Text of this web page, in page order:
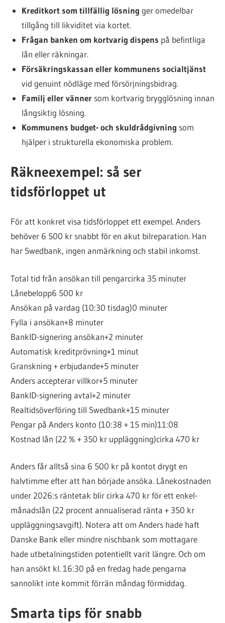
Kreditkort som tillfällig lösning ger omedelbar
tillgång till likviditet via kortet.
Frågan banken om kortvarig dispens på befintliga
lån eller räkningar.
Försäkringskassan eller kommunens socialtjänst
vid genuint nödläge med försörjningsbidrag.
Familj eller vännersom kortvarig brygglösning innan
långsiktig lösning.
Kommunens budget- och skuldrådgivning som
hjälper i strukturella ekonomiska problem.
Räkneexempel: så ser
tidsförloppet ut
För att konkret visa tidsförloppet ett exempel. Anders
behöver 6 500 kr snabbt för en akut bilreparation. Han
har Swedbank, ingen anmärkning och stabil inkomst.
Total tid från ansökan till pengarcirka 35 minuter
Lånebelopp6 500 kr
Ansökan på vardag (10:30 tisdag)0 minuter
Fylla i ansökan+8 minuter
BankID-signering ansökan+2 minuter
Automatisk kreditprövning+1 minut
Granskning + erbjudande+5 minuter
Anders accepterar villkor+5 minuter
BankID-signering avtal+2 minuter
Realtidsöverföring till Swedbank+15 minuter
Pengar på Anders konto (10:38 + 15 min)11:08
Kostnad lån (22 % + 350 kr uppläggning)cirka 470 kr
Anders får alltså sina 6 500 kr på kontot drygt en
halvtimme efter att han började ansöka. Lånekostnaden
under 2026:s räntetak blir cirka 470 kr för ett enkel-
månadslån (22 procent annualiserad ränta + 350 kr
uppläggningsavgift). Notera att om Anders hade haft
Danske Bank eller mindre nischbank som mottagare
hade utbetalningstiden potentiellt varit längre. Och om
han ansökt kl. 16:30 på en fredag hade pengarna
sannolikt inte kommit förrän måndag förmiddag.
Smarta tips för snabb